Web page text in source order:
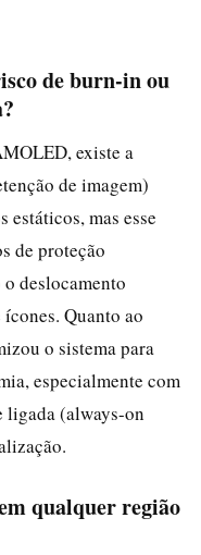
de burn-in ou
existe a
de imagem)
estáticos, mas esse
de proteção
deslocamento
Quanto ao
o sistema para
especialmente com
ligada (always-on
qualquer região